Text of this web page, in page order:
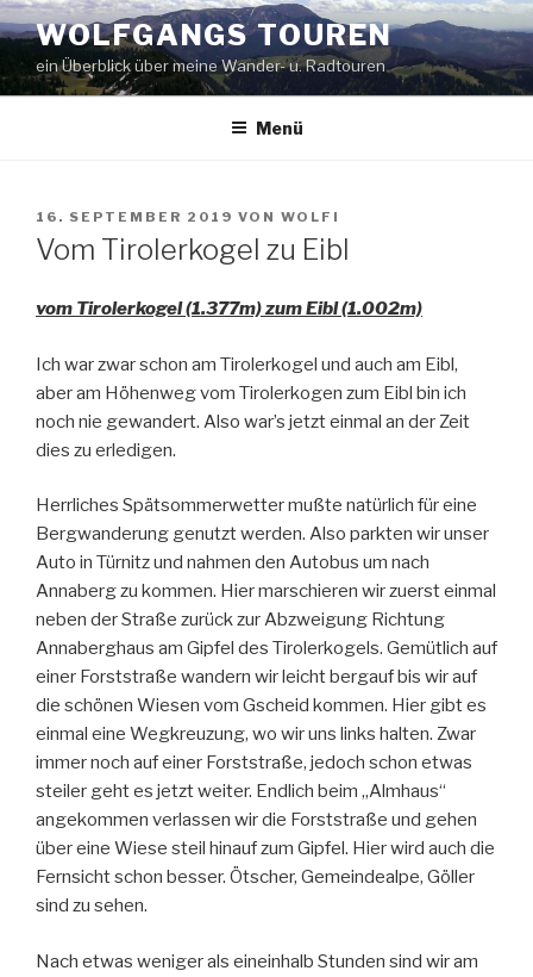
Zum
Inhalt
springen
WOLFGANGS TOUREN
ein Überblick über meine Wander- u. Radtouren
Menü
VERÖFFENTLICHT
AM
16. SEPTEMBER 2019 VON WOLFI
Vom Tirolerkogel zu Eibl
vom Tirolerkogel (1.377m) zum Eibl (1.002m)
Ich war zwar schon am Tirolerkogel und auch am Eibl,
aber am Höhenweg vom Tirolerkogen zum Eibl bin ich
noch nie gewandert. Also war’s jetzt einmal an der Zeit
dies zu erledigen.
Herrliches Spätsommerwetter mußte natürlich für eine
Bergwanderung genutzt werden. Also parkten wir unser
Auto in Türnitz und nahmen den Autobus um nach
Annaberg zu kommen. Hier marschieren wir zuerst einmal
neben der Straße zurück zur Abzweigung Richtung
Annaberghaus am Gipfel des Tirolerkogels. Gemütlich auf
einer Forststraße wandern wir leicht bergauf bis wir auf
die schönen Wiesen vom Gscheid kommen. Hier gibt es
einmal eine Wegkreuzung, wo wir uns links halten. Zwar
immer noch auf einer Forststraße, jedoch schon etwas
steiler geht es jetzt weiter. Endlich beim „Almhaus“
angekommen verlassen wir die Forststraße und gehen
über eine Wiese steil hinauf zum Gipfel. Hier wird auch die
Fernsicht schon besser. Ötscher, Gemeindealpe, Göller
sind zu sehen.
Nach etwas weniger als eineinhalb Stunden sind wir am